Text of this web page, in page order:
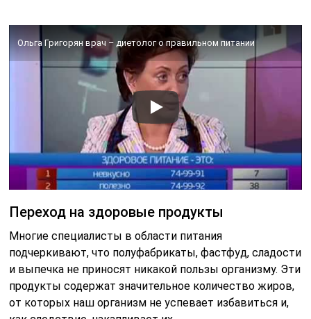
Ольга Григорян врач – диетолог о правильном питании
Переход на здоровые продукты
Многие специалисты в области питания
подчеркивают, что полуфабрикаты, фастфуд, сладости
и выпечка не приносят никакой пользы организму. Эти
продукты содержат значительное количество жиров,
от которых наш организм не успевает избавиться и,